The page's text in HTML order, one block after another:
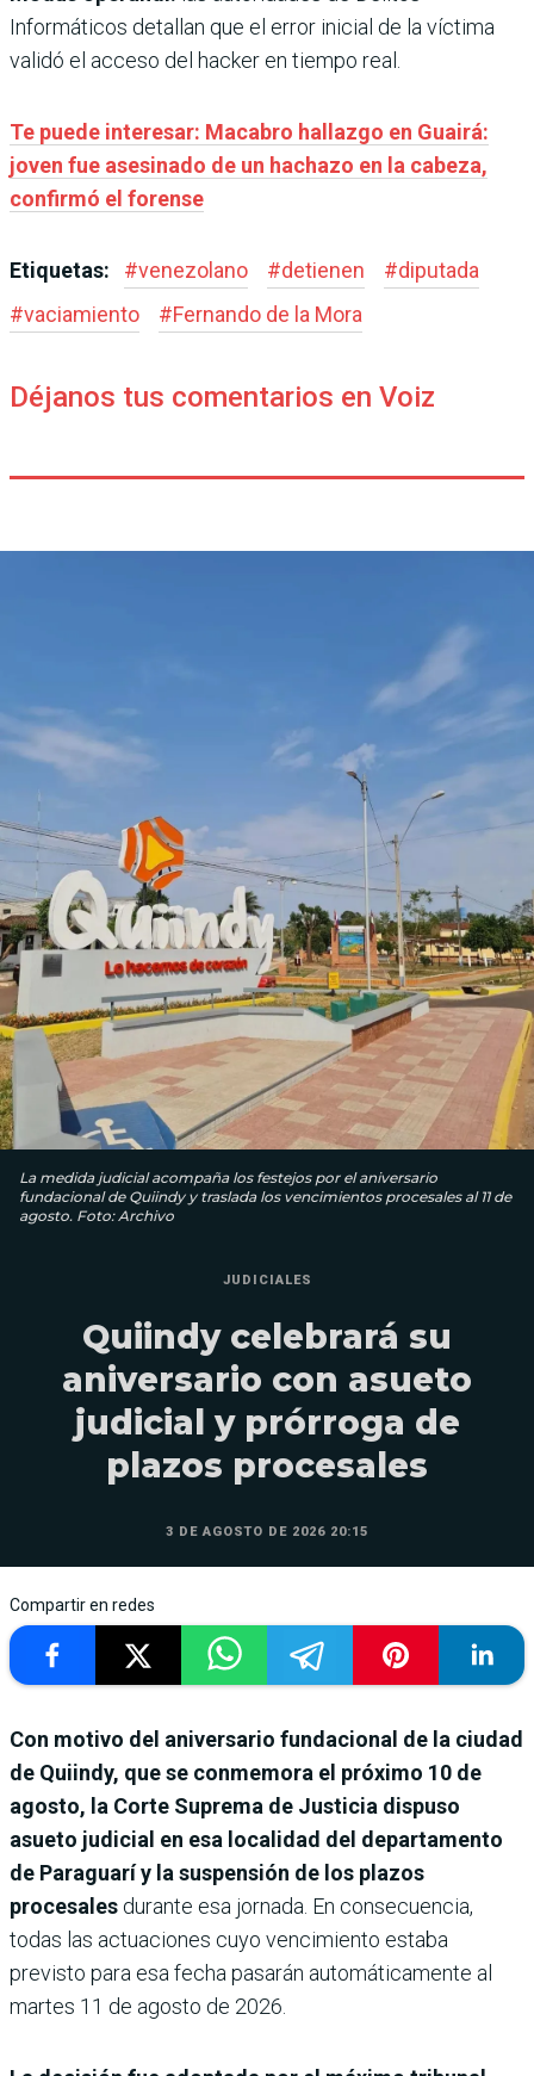
Informáticos detallan que el error inicial de la víctima
validó el acceso del hacker en tiempo real.
Te puede interesar: Macabro hallazgo en Guairá:
joven fue asesinado de un hachazo en la cabeza,
confirmó el forense
Etiquetas: #venezolano #detienen #diputada
#vaciamiento #Fernando de la Mora
Déjanos tus comentarios en Voiz
La medida judicial acompaña los festejos por el aniversario
fundacional de Quiindy y traslada los vencimientos procesales al 11 de
agosto. Foto: Archivo
JUDICIALES
Quiindy celebrará su
aniversario con asueto
judicial y prórroga de
plazos procesales
3 DE AGOSTO DE 2026 20:15
Compartir en redes
Con motivo del aniversario fundacional de la ciudad
de Quiindy, que se conmemora el próximo 10 de
agosto, la Corte Suprema de Justicia dispuso
asueto judicial en esa localidad del departamento
de Paraguarí y la suspensión de los plazos
procesales durante esa jornada. En consecuencia,
todas las actuaciones cuyo vencimiento estaba
previsto para esa fecha pasarán automáticamente al
martes 11 de agosto de 2026.